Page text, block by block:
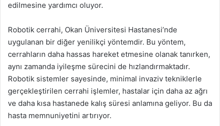
edilmesine yardımcı oluyor.
Robotik cerrahi, Okan Üniversitesi Hastanesi’nde
uygulanan bir diğer yenilikçi yöntemdir. Bu yöntem,
cerrahların daha hassas hareket etmesine olanak tanırken,
aynı zamanda iyileşme sürecini de hızlandırmaktadır.
Robotik sistemler sayesinde, minimal invaziv tekniklerle
gerçekleştirilen cerrahi işlemler, hastalar için daha az ağrı
ve daha kısa hastanede kalış süresi anlamına geliyor. Bu da
hasta memnuniyetini artırıyor.